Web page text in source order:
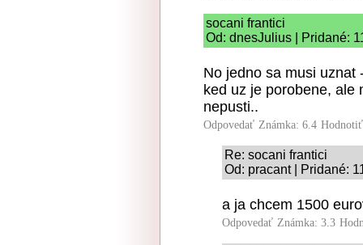
socani frantici
Od: dnesJulius | Pridané:
No jedno sa musi uznat
ked uz je porobene, ale
nepusti..
Odpovedať Známka: 6.4
Re: socani frantici
Od: pracant | Pridané:
a ja chcem 1500
Odpovedať Známka: 3.3